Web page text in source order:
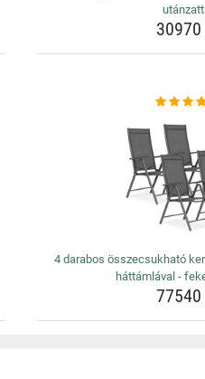
4 darabos összecsukható
háttámlával -